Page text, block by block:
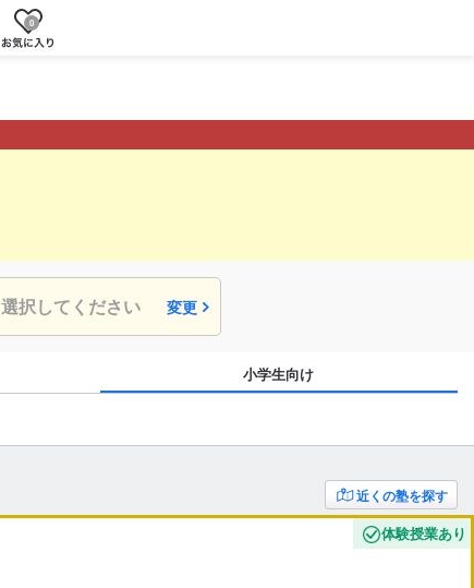
0
選択してください 変更
小学生向け
近くの塾を探す
体験授業あり